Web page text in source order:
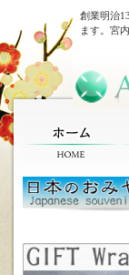
創業明治
ます。宮